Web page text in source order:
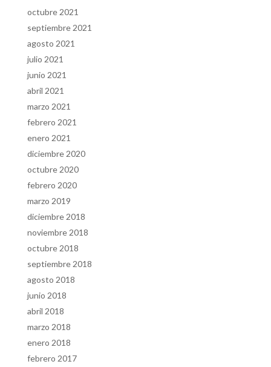
octubre 2021
septiembre 2021
agosto 2021
julio 2021
junio 2021
abril 2021
marzo 2021
febrero 2021
enero 2021
diciembre 2020
octubre 2020
febrero 2020
marzo 2019
diciembre 2018
noviembre 2018
octubre 2018
septiembre 2018
agosto 2018
junio 2018
abril 2018
marzo 2018
enero 2018
febrero 2017